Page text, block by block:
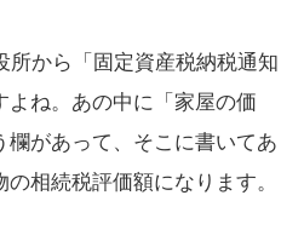
所から「固定資産税納税通知
よね。あの中に「家屋の価
欄があって、そこに書いてあ
相続税評価額になります。